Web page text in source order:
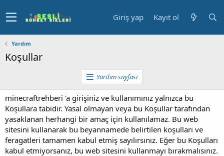
Giriş yap Kayıt ol
Yardım
Koşullar
Yardım sayfası
minecraftrehberi 'a girişiniz ve kullanımınız yalnızca bu
Koşullara tabidir. Yasal olmayan veya bu Koşullar tarafından
yasaklanan herhangi bir amaç için kullanılamaz. Bu web
sitesini kullanarak bu beyannamede belirtilen koşulları ve
feragatleri tamamen kabul etmiş sayılırsınız. Eğer bu Koşulları
kabul etmiyorsanız, bu web sitesini kullanmayı bırakmalısınız.